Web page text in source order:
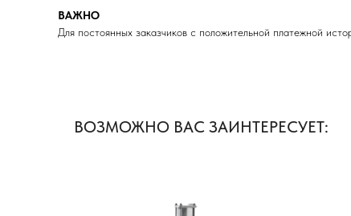
ВАЖНО
Для постоянных заказчиков с положительной платежной
ВОЗМОЖНО ВАС ЗАИНТЕРЕСУЕТ: